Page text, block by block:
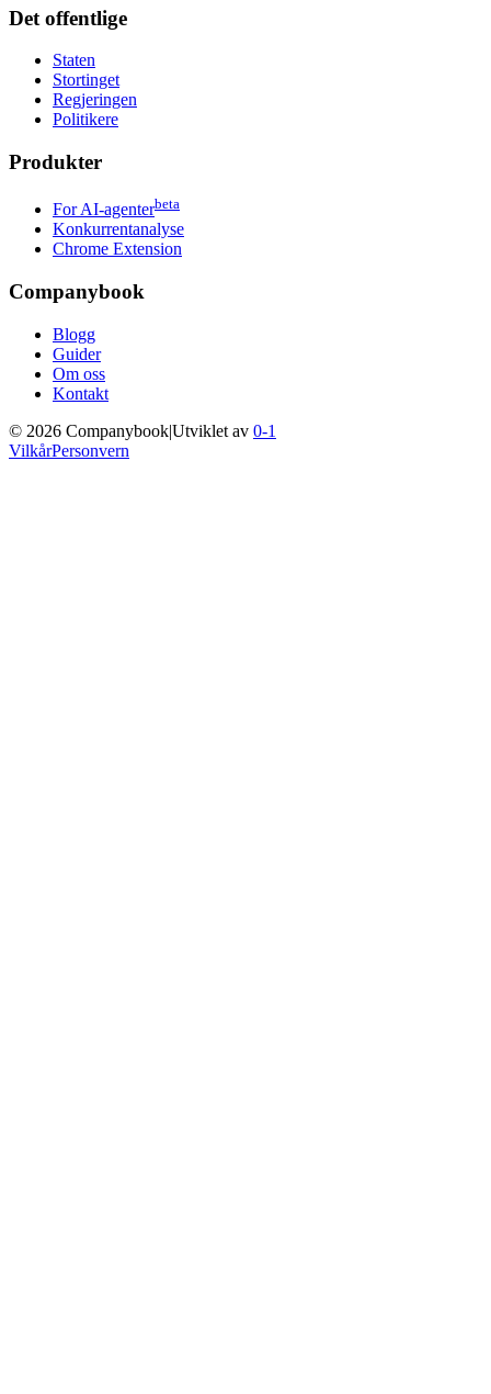
Det offentlige
Staten
Stortinget
Regjeringen
Politikere
Produkter
For AI-agenterbeta
Konkurrentanalyse
Chrome Extension
Companybook
Blogg
Guider
Om oss
Kontakt
© 2026 Companybook|Utviklet av 0-1
VilkårPersonvern